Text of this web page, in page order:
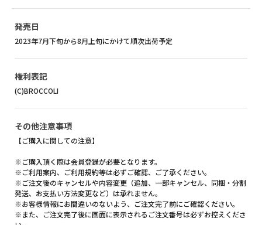
発売日
2023年7月下旬から8月上旬にかけて順次出荷予定
権利表記
(C)BROCCOLI
その他注意事項
【ご購入に関しての注意】
※ご購入頂く際は会員登録が必要となります。
※ご利用案内、ご利用規約等は必ずご確認、ご了承ください。
※ご注文後のキャンセルや内容変更（追加、一部キャンセル、同梱・分割
発送、お支払い方法変更など）は承れません。
※お客様情報にお間違いのないよう、ご注文完了前にご確認ください。
※また、ご注文完了後に画面に表示されるご注文番号は必ずお控えくださ